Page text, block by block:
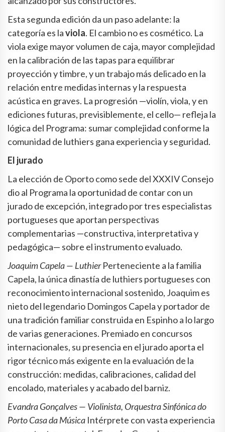
Esta segunda edición da un paso adelante: la
categoría es laviola. El cambio no es cosmético. La
viola exige mayor volumen de caja, mayor complejidad
en la calibración de las tapas para equilibrar
proyección y timbre, y un trabajo más delicado en la
relación entre medidas internas y la respuesta
acústica en graves. La progresión —violín, viola, y en
ediciones futuras, previsiblemente, el cello— refleja la
lógica del Programa: sumar complejidad conforme la
comunidad de luthiers gana experiencia y seguridad.
El jurado
La elección de Oporto como sede del XXXIV Consejo
dio al Programa la oportunidad de contar con un
jurado de excepción, integrado por tres especialistas
portugueses que aportan perspectivas
complementarias —constructiva, interpretativa y
pedagógica— sobre el instrumento evaluado.
Joaquim Capela — LuthierPerteneciente a la familia
Capela, la única dinastía de luthiers portugueses con
reconocimiento internacional sostenido, Joaquim es
nieto del legendario Domingos Capela y portador de
una tradición familiar construida en Espinho a lo largo
de varias generaciones. Premiado en concursos
internacionales, su presencia en el jurado aporta el
rigor técnico más exigente en la evaluación de la
construcción: medidas, calibraciones, calidad del
encolado, materiales y acabado del barniz.
Evandra Gonçalves — Violinista, Orquestra Sinfónica do
Porto Casa da Música Intérprete con vasta experiencia